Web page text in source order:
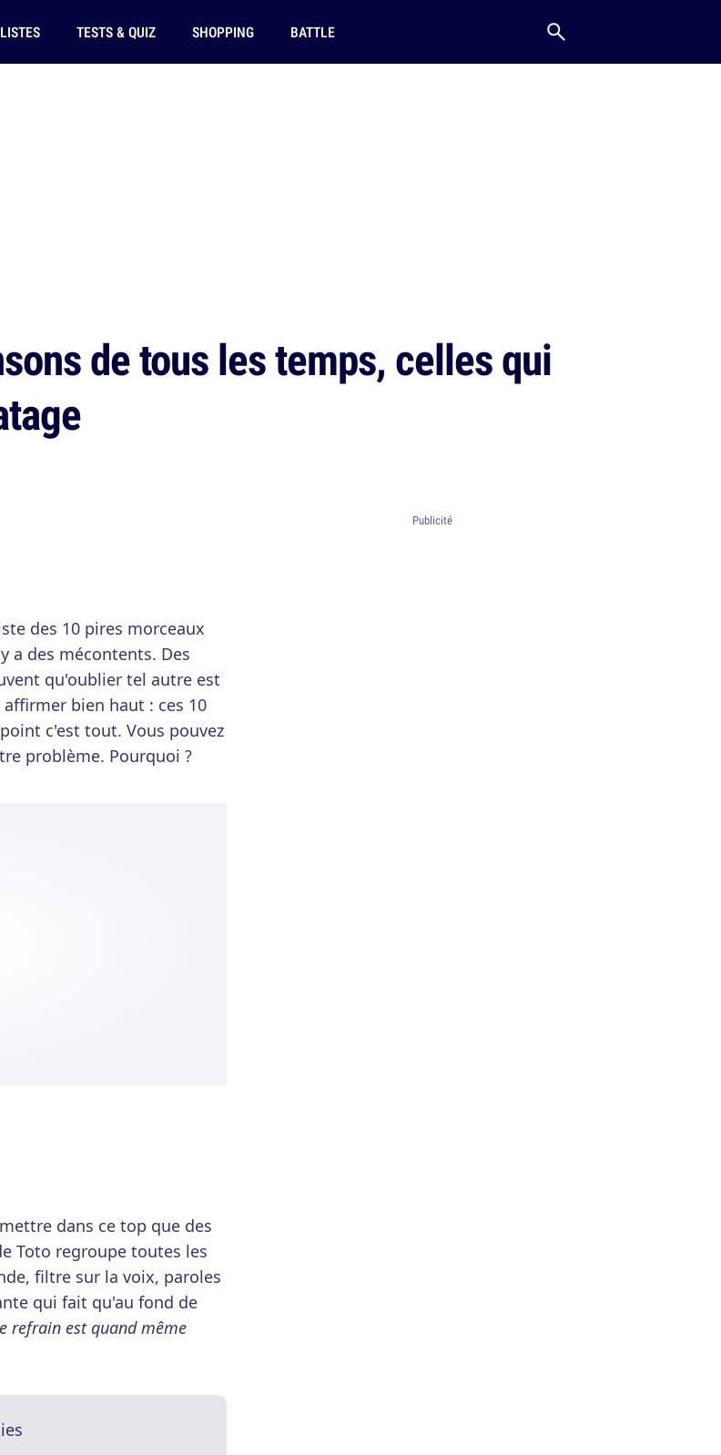
LISTES TESTS & QUIZ SHOPPING BATTLE
de tous les temps, celles qui
des 10 pires morceaux
a des mécontents. Des
qu'oublier tel autre est
bien haut : ces 10
c'est tout. Vous pouvez
problème. Pourquoi ?
dans ce top que des
Toto regroupe toutes les
filtre sur la voix, paroles
qui fait qu'au fond de
refrain est quand même